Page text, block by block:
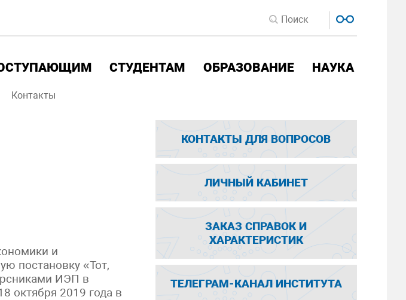
СТУДЕНТАМ ОБРАЗОВАНИЕ НАУКА
Контакты
и
постановку «Тот,
ИЭП в
октября 2019 года в
КОНТАКТЫ ДЛЯ ВОПРОСОВ
ЛИЧНЫЙ КАБИНЕТ
ЗАКАЗ СПРАВОК И
ХАРАКТЕРИСТИК
ТЕЛЕГРАМ-КАНАЛ ИНСТИТУТА